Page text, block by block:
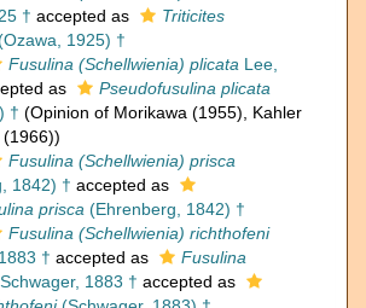
† accepted as
Triticites
1925) †
Fusulina (Schellwienia) plicata Lee,
as
Pseudofusulina plicata
† (Opinion of Morikawa (1955), Kahler
Fusulina (Schellwienia) prisca
1842) † accepted as
prisca (Ehrenberg, 1842) †
Fusulina (Schellwienia) richthofeni
† accepted as
Fusulina
1883 † accepted as